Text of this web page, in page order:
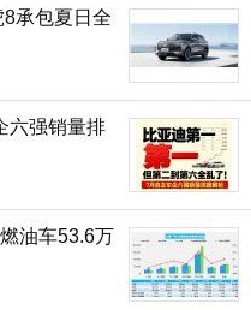
承包夏日全
六强销量排
油车53.6万